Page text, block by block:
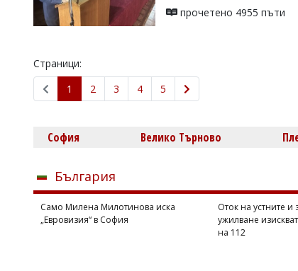
прочетено 4955 пъти
Страници:
1
2 3 4 5
София Велико Търново
България
Само Милена Милотинова иска
„Евровизия“ в София
Оток на устните и
ужилване
на 112